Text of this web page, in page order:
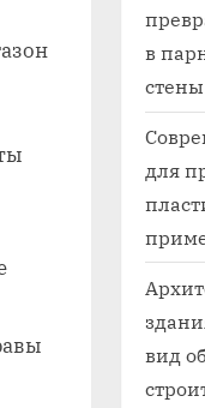
в
для
вид